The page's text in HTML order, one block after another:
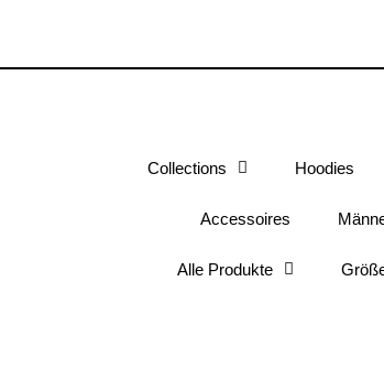
Collections Hoodies
Accessoires
Alle Produkte